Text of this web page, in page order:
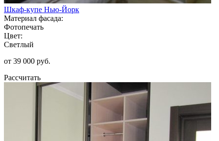
Шкаф-купе Нью-Йорк
Материал фасада:
Фотопечать
Цвет:
Светлый
от 39 000 руб.
Рассчитать